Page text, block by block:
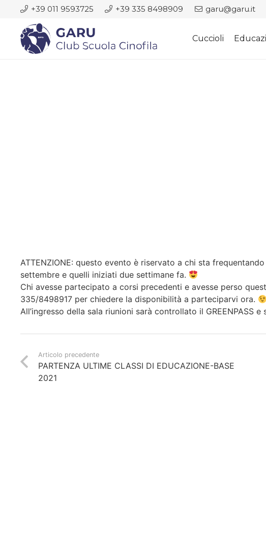
+39 011 9593725 +39 335 8498909 garu@garu.it
Cuccioli
ATTENZIONE: questo evento è riservato a chi sta
settembre e quelli iniziati due settimane fa.
Chi avesse partecipato a corsi precedenti e avesse perso
335/8498917 per chiedere la disponibilità a parteciparvi ora.
All’ingresso della sala riunioni sarà controllato il GREENPASS
Articolo precedente
PARTENZA ULTIME CLASSI DI EDUCAZIONE-BASE
2021